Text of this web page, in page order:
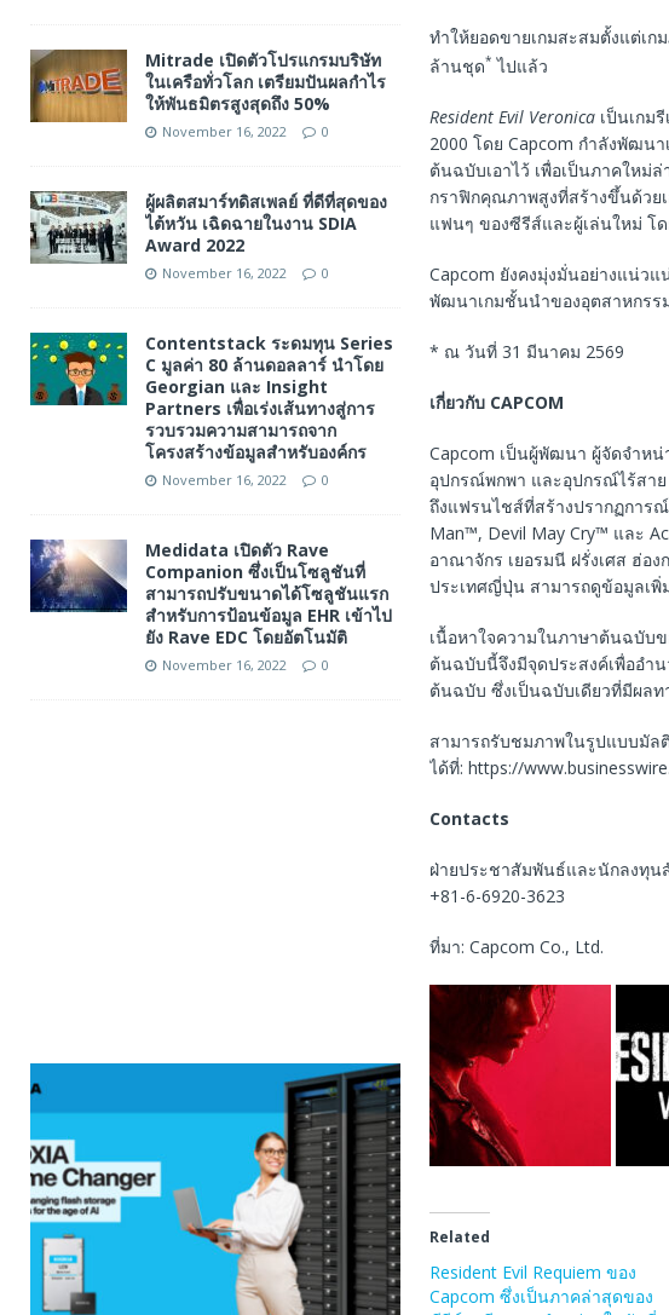
ทำให้ยอดขายเกมสะสมตั้งแต่เก
ล้านชุด* ไปแล้ว
Resident Evil Veronica เป็นเกม
2000 โดย Capcom กำลังพัฒน
ต้นฉบับเอาไว้ เพื่อเป็นภาคใหม่
กราฟิกคุณภาพสูงที่สร้างขึ้นด้วยเ
แฟนๆ ของซีรีส์และผู้เล่นใหม่ โ
Capcom ยังคงมุ่งมั่นอย่างแน่ว
พัฒนาเกมชั้นนำของอุตสาหกรร
* ณ วันที่ 31 มีนาคม 2569
เกี่ยวกับCAPCOM
Capcom เป็นผู้พัฒนา ผู้จัดจำหน่
อุปกรณ์พกพา และอุปกรณ์ไร้สาย
ถึงแฟรนไชส์ที่สร้างปรากฏการ
Man™, Devil May Cry™ และ
อาณาจักร เยอรมนี ฝรั่งเศส ฮ่อ
ประเทศญี่ปุ่น สามารถดูข้อมูลเพิ่
เนื้อหาใจความในภาษาต้นฉบับ
ต้นฉบับนี้จึงมีจุดประสงค์เพื่ออำ
ต้นฉบับ ซึ่งเป็นฉบับเดียวที่มีผลท
สามารถรับชมภาพในรูปแบบมัล
ได้ที่: https://
Contacts
ฝ่ายประชาสัมพันธ์และนักลงทุน
+81-6-6920-3623
ที่มา: Capcom Co., Ltd.
Related
Resident Evil Requiem ของ
Capcom ซึ่งเป็นภาคล่าสุดของ
Mitrade เปิดตัวโปรแกรมบริษัท
ในเครือทั่วโลก เตรียมปันผลกำไร
ให้พันธมิตรสูงสุดถึง 50%
November 16, 2022 0
ผู้ผลิตสมาร์ทดิสเพลย์ ที่ดีที่สุดของ
ไต้หวัน เฉิดฉายในงาน SDIA
Award 2022
November 16, 2022 0
Contentstack ระดมทุน Series
C มูลค่า 80 ล้านดอลลาร์ นำโดย
Georgian และ Insight
Partners เพื่อเร่งเส้นทางสู่การ
รวบรวมความสามารถจาก
โครงสร้างข้อมูลสำหรับองค์กร
November 16, 2022 0
Medidata เปิดตัว Rave
Companion ซึ่งเป็นโซลูชันที่
สามารถปรับขนาดได้โซลูชันแรก
สำหรับการป้อนข้อมูล EHR เข้าไป
ยัง Rave EDC โดยอัตโนมัติ
November 16, 2022 0